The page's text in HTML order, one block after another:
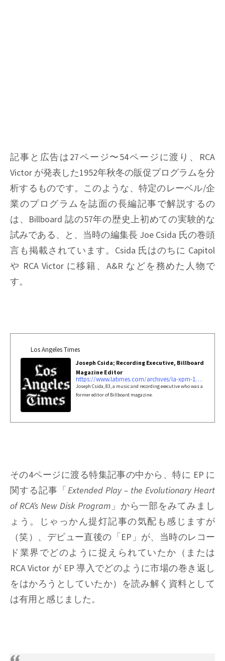
記事と広告は27ページ〜54ページに渡り、RCA
Victor が発表した1952年秋冬の販促プログラムを分
析するものです。このような、特定のレーベル/企
業のプログラムを誌面の長編記事で解説するの
は、Billboard 誌の57年の歴史上初めての実験的な
試みである、と、当時の編集長 Joe Csida 氏の巻頭
言も掲載されています。Csida 氏はのちに Capitol
や RCA Victor に移籍、A&R などを務めた人物で
す。
Los Angeles Times
Joseph Csida; Recording Executive, Billboard
Magazine Editor
https://www.latimes.com/archives/la-xpm-1996-06-25-mn-18252-story.html
Joseph Csida, 83, a music and recording executive who was a
former editor of Billboard magazine.
その4ページに渡る特集記事の中から、特に EP に
関する記事「Extended Play – the Evolutionary Heart
of RCA’s New Disk Program」から一部をみてみまし
ょう。じゃっかん提灯記事の気配も感じますが
（笑）、デビュー直後の「EP」が、当時のレコー
ド業界でどのように捉えられていたか（または
RCA Victor が EP 導入でどのように市場の巻き返し
をはかろうとしていたか）を読み解く資料として
は有用と感じました。